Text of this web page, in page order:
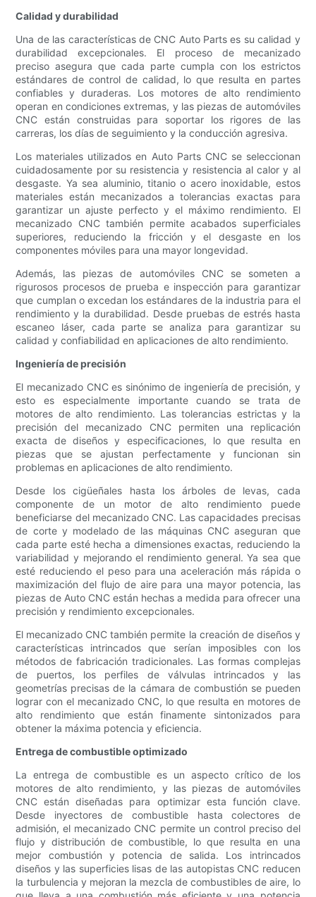
Calidad y durabilidad
Una de las características de CNC Auto Parts es su calidad y
durabilidad excepcionales. El proceso de mecanizado
preciso asegura que cada parte cumpla con los estrictos
estándares de control de calidad, lo que resulta en partes
confiables y duraderas. Los motores de alto rendimiento
operan en condiciones extremas, y las piezas de automóviles
CNC están construidas para soportar los rigores de las
carreras, los días de seguimiento y la conducción agresiva.
Los materiales utilizados en Auto Parts CNC se seleccionan
cuidadosamente por su resistencia y resistencia al calor y al
desgaste. Ya sea aluminio, titanio o acero inoxidable, estos
materiales están mecanizados a tolerancias exactas para
garantizar un ajuste perfecto y el máximo rendimiento. El
mecanizado CNC también permite acabados superficiales
superiores, reduciendo la fricción y el desgaste en los
componentes móviles para una mayor longevidad.
Además, las piezas de automóviles CNC se someten a
rigurosos procesos de prueba e inspección para garantizar
que cumplan o excedan los estándares de la industria para el
rendimiento y la durabilidad. Desde pruebas de estrés hasta
escaneo láser, cada parte se analiza para garantizar su
calidad y confiabilidad en aplicaciones de alto rendimiento.
Ingeniería de precisión
El mecanizado CNC es sinónimo de ingeniería de precisión, y
esto es especialmente importante cuando se trata de
motores de alto rendimiento. Las tolerancias estrictas y la
precisión del mecanizado CNC permiten una replicación
exacta de diseños y especificaciones, lo que resulta en
piezas que se ajustan perfectamente y funcionan sin
problemas en aplicaciones de alto rendimiento.
Desde los cigüeñales hasta los árboles de levas, cada
componente de un motor de alto rendimiento puede
beneficiarse del mecanizado CNC. Las capacidades precisas
de corte y modelado de las máquinas CNC aseguran que
cada parte esté hecha a dimensiones exactas, reduciendo la
variabilidad y mejorando el rendimiento general. Ya sea que
esté reduciendo el peso para una aceleración más rápida o
maximización del flujo de aire para una mayor potencia, las
piezas de Auto CNC están hechas a medida para ofrecer una
precisión y rendimiento excepcionales.
El mecanizado CNC también permite la creación de diseños y
características intrincados que serían imposibles con los
métodos de fabricación tradicionales. Las formas complejas
de puertos, los perfiles de válvulas intrincados y las
geometrías precisas de la cámara de combustión se pueden
lograr con el mecanizado CNC, lo que resulta en motores de
alto rendimiento que están finamente sintonizados para
obtener la máxima potencia y eficiencia.
Entrega de combustible optimizado
La entrega de combustible es un aspecto crítico de los
motores de alto rendimiento, y las piezas de automóviles
CNC están diseñadas para optimizar esta función clave.
Desde inyectores de combustible hasta colectores de
admisión, el mecanizado CNC permite un control preciso del
flujo y distribución de combustible, lo que resulta en una
mejor combustión y potencia de salida. Los intrincados
diseños y las superficies lisas de las autopistas CNC reducen
la turbulencia y mejoran la mezcla de combustibles de aire, lo